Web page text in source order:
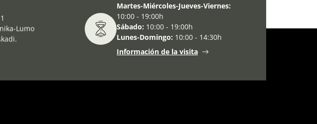
Lumo
Martes-Miércoles-Jueves-Viernes:
10:00 - 19:00h
Sábado: 10:00 - 19:00h
Lunes-Domingo: 10:00 - 14:30h
Información de la visita